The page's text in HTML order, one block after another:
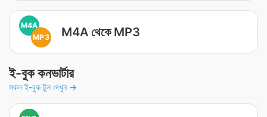
M4A
MP3
M4A থেকে MP3
ই-বুক কনভার্টার
সকল ই-বুক টুল দেখুন →